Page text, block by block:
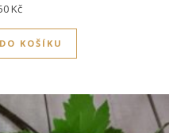
Kč
KOŠÍKU